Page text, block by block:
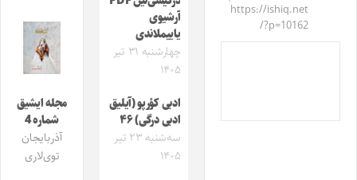
https://ishiq.net
/?p=10162
آرشیوی
یاییملاندی
چهارشنبه ۳۱ تیر
۱۴۰۵
ادبی کؤرپو (آیلیق
ادبی درگی) ۴۶
سه‌شنبه ۲۳ تیر
۱۴۰۵
مجله ایشیق
شماره 4
آذربایجان
توی‌لاری